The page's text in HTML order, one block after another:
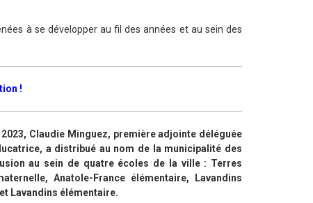
à se développer au fil des années et au sein des
!
2023, Claudie Minguez, première adjointe déléguée
a distribué au nom de la municipalité des
au sein de quatre écoles de la ville : Terres
Anatole-France élémentaire, Lavandins
Lavandins élémentaire.